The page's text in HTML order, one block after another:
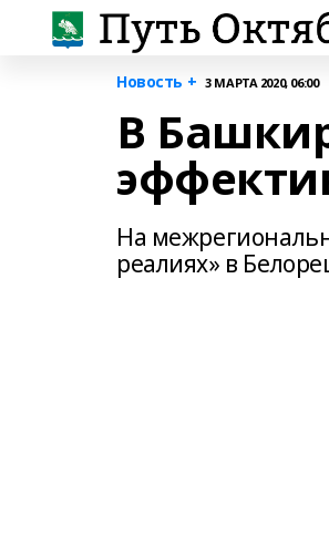
Новость + 3 МАРТА 2020, 06:00
В
На
реалиях» в